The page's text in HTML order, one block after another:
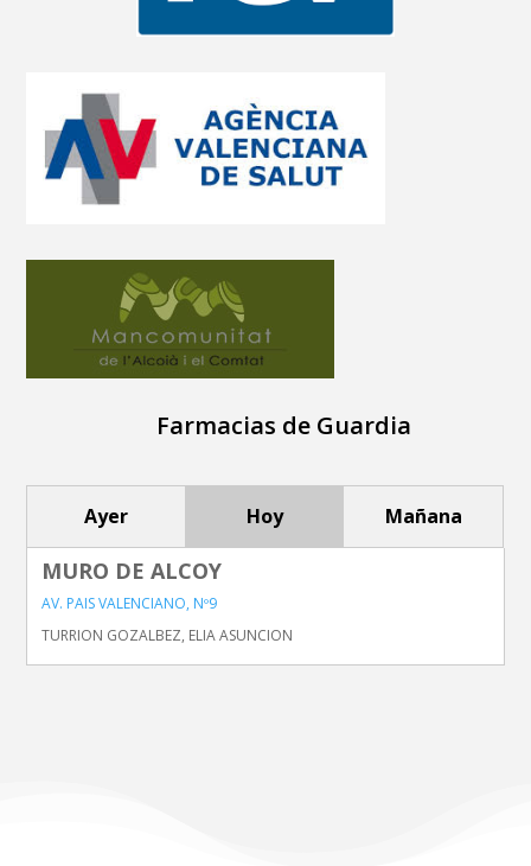
Farmacias de Guardia
Ayer Hoy Mañana
MURO DE ALCOY
AV. PAIS VALENCIANO, Nº9
TURRION GOZALBEZ, ELIA ASUNCION